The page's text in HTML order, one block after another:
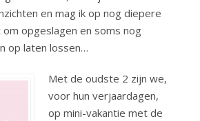
en mag ik op nog diepere
opgeslagen en soms nog
op laten lossen…
Met de oudste 2 zijn we,
voor hun verjaardagen,
op mini-vakantie met de